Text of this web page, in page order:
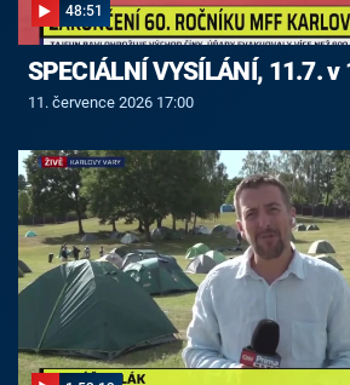
48:51
SPECIÁLNÍ VYSÍLÁNÍ, 11.7. v
11. července 2026 17:00